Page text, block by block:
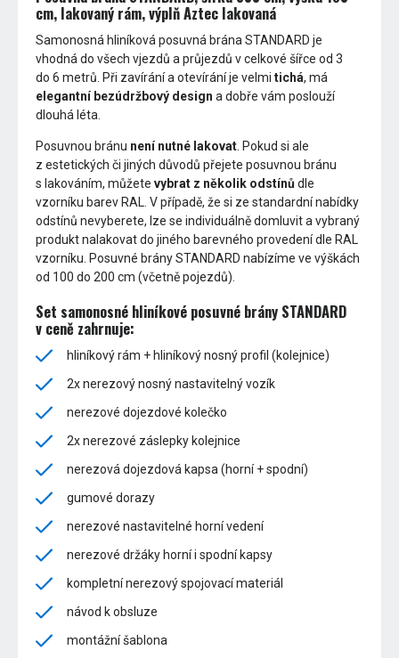
cm, lakovaný rám, výplň Aztec lakovaná
Samonosná hliníková posuvná brána STANDARD je
vhodná do všech vjezdů a průjezdů v celkové šířce od 3
do 6 metrů. Při zavírání a otevírání je velmitichá, má
elegantní bezúdržbový design a dobře vám poslouží
dlouhá léta.
Posuvnou bránu není nutné lakovat . Pokud si ale
z estetických či jiných důvodů přejete posuvnou bránu
s lakováním, můžetevybrat z několik odstínůdle
vzorníku barev RAL. V případě, že si ze standardní nabídky
odstínů nevyberete, lze se individuálně domluvit a vybraný
produkt nalakovat do jiného barevného provedení dle RAL
vzorníku. Posuvné brány STANDARD nabízíme ve výškách
od 100 do 200 cm (včetně pojezdů).
Set samonosné hliníkové posuvné brány STANDARD
v ceně zahrnuje:
hliníkový rám + hliníkový nosný profil (kolejnice)
2x nerezový nosný nastavitelný vozík
nerezové dojezdové kolečko
2x nerezové záslepky kolejnice
nerezová dojezdová kapsa (horní + spodní)
gumové dorazy
nerezové nastavitelné horní vedení
nerezové držáky horní i spodní kapsy
kompletní nerezový spojovací materiál
návod k obsluze
montážní šablona